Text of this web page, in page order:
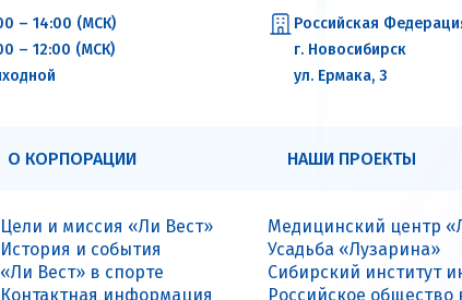
– 14:00 (МСК)
– 12:00 (МСК)
Российская
г. Новосибирск
ул. Ермака, 3
О КОРПОРАЦИИ НАШИ ПРОЕКТЫ
Цели и миссия «Ли Вест»
История и события
«Ли Вест» в спорте
Контактная информация
Медицинский центр
Усадьба «Лузарина»
Сибирский институт
Российское